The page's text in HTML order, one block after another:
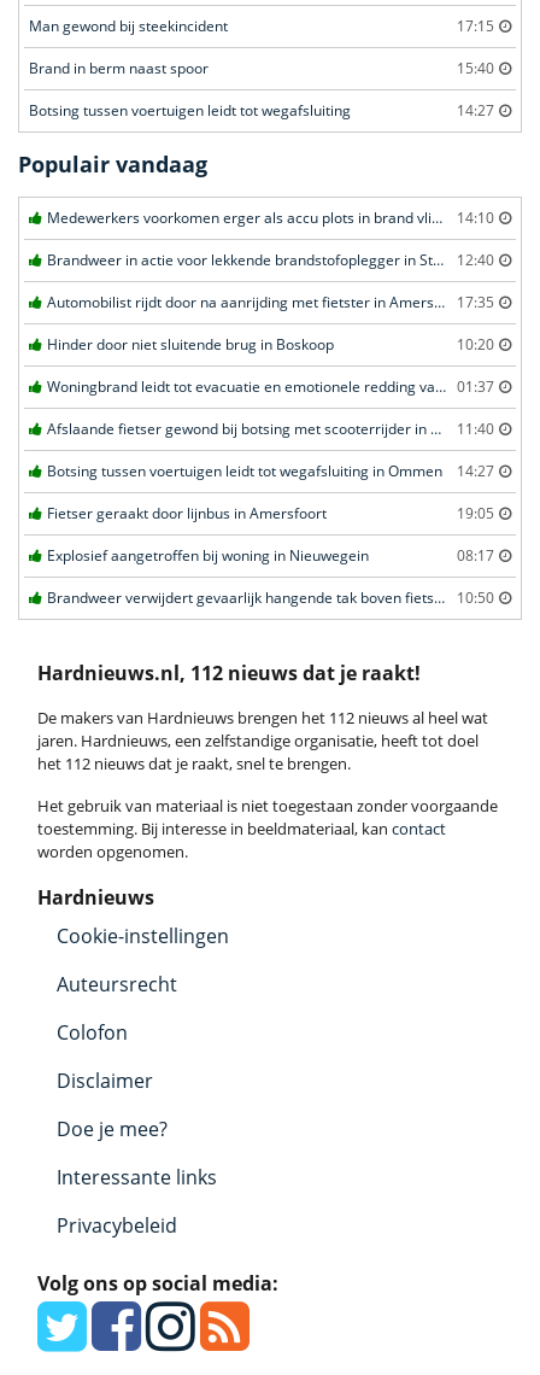
Man gewond bij steekincident 17:15
Brand in berm naast spoor 15:40
Botsing tussen voertuigen leidt tot wegafsluiting 14:27
Populair vandaag
Medewerkers voorkomen erger als accu plots in brand vliegt in Amersfoort 14:10
Brandweer in actie voor lekkende brandstofoplegger in Stroe 12:40
Automobilist rijdt door na aanrijding met fietster in Amersfoort 17:35
Hinder door niet sluitende brug in Boskoop 10:20
Woningbrand leidt tot evacuatie en emotionele redding van kat in Amsterdam 01:37
Afslaande fietser gewond bij botsing met scooterrijder in Katwijk 11:40
Botsing tussen voertuigen leidt tot wegafsluiting in Ommen 14:27
Fietser geraakt door lijnbus in Amersfoort 19:05
Explosief aangetroffen bij woning in Nieuwegein 08:17
Brandweer verwijdert gevaarlijk hangende tak boven fietspad in Barneveld 10:50
Hardnieuws.nl, 112 nieuws dat je raakt!
De makers van Hardnieuws brengen het 112 nieuws al heel wat
jaren. Hardnieuws, een zelfstandige organisatie, heeft tot doel
het 112 nieuws dat je raakt, snel te brengen.
Het gebruik van materiaal is niet toegestaan zonder voorgaande
toestemming. Bij interesse in beeldmateriaal, kan contact
worden opgenomen.
Hardnieuws
Cookie-instellingen
Auteursrecht
Colofon
Disclaimer
Doe je mee?
Interessante links
Privacybeleid
Volg ons op social media: